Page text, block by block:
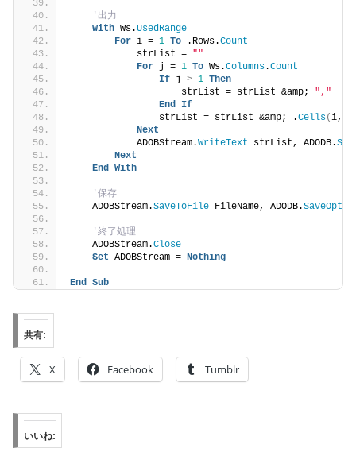
'出力
With Ws.UsedRange
For i = 1 To .Rows.Count
            strList =
""
For j = 1 To Ws.Columns.Count
If j > 1 Then
                    strList = strList &amp;
","
End If
                strList = strList &amp; .
Cells(i, j
Next
            ADOBStream.
WriteText strList, ADODB.
Next
End With
'保存
    ADOBStream.
SaveToFile FileName, ADODB.
'終了処理
    ADOBStream.
Close
Set ADOBStream = Nothing
End Sub
共有:
X Facebook Tumblr
いいね: